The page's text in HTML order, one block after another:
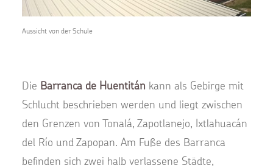
Aussicht von der Schule
Die Barranca de Huentitán kann als Gebirge mit
Schlucht beschrieben werden und liegt zwischen
den Grenzen von Tonalá, Zapotlanejo, Ixtlahuacán
del Río und Zapopan. Am Fuße des Barranca
befinden sich zwei halb verlassene Städte,